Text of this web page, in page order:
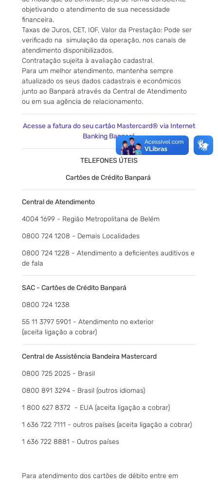
objetivando o atendimento de sua necessidade
financeira.
Taxas de Juros, CET, IOF, Valor da Prestação: Pode ser
verificado na simulação da operação, nos canais de
atendimento disponibilizados.
Contratação sujeita à avaliação cadastral.
Para um melhor atendimento, mantenha sempre
atualizado os seus dados cadastrais e econômicos
junto ao Banpará através da Central de Atendimento
ou em sua agência de relacionamento.
Acesse a fatura do seu cartão Mastercard® via Internet
Banking Banpará
TELEFONES ÚTEIS
Cartões de Crédito Banpará
Central de Atendimento
4004 1699 - Região Metropolitana de Belém
0800 724 1208 - Demais Localidades
0800 724 1228 - Atendimento a deficientes auditivos e
de fala
SAC - Cartões de Crédito Banpará
0800 724 1238
55 11 3797 5901 - Atendimento no exterior
(aceita ligação a cobrar)
Central de Assistência Bandeira Mastercard
0800 725 2025 - Brasil
0800 891 3294 - Brasil (outros idiomas)
1 800 627 8372 - EUA (aceita ligação a cobrar)
1 636 722 7111 - outros países (aceita ligação a cobrar)
1 636 722 8881 - Outros países
Para atendimento dos cartões de débito entre em